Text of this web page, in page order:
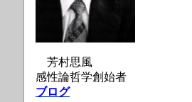
芳村思風
感性論哲学創始者
ブログ